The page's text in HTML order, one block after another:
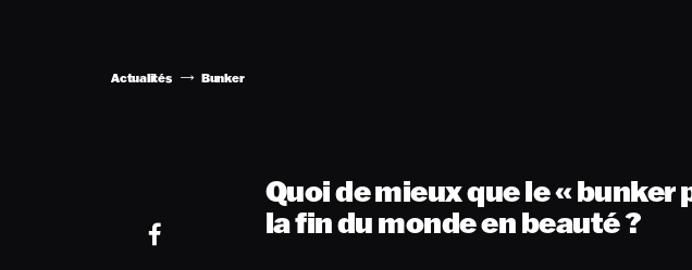
Actualités Bunker
Quoi de mieux que le « bunker
la fin du monde en beauté ?